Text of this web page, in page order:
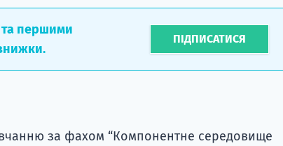
та першими
ПІДПИСАТИСЯ
за фахом “Компонентне середовище